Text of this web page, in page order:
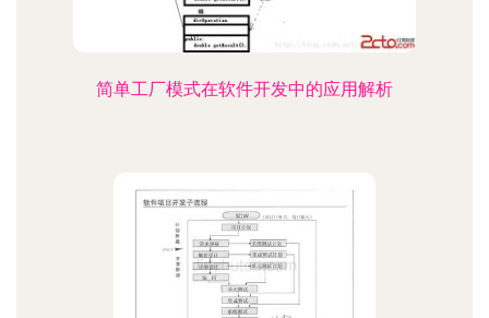
简单工厂模式在软件开发中的应用解析